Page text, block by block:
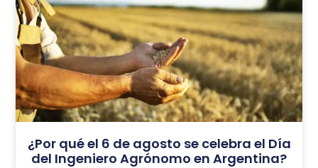
¿Por qué el 6 de agosto se celebra el Día
del Ingeniero Agrónomo en Argentina?